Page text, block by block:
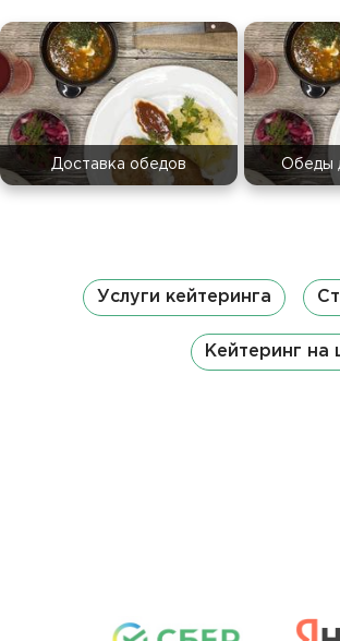
Доставка обедов Обеды
Услуги кейтеринга
Кейтеринг на